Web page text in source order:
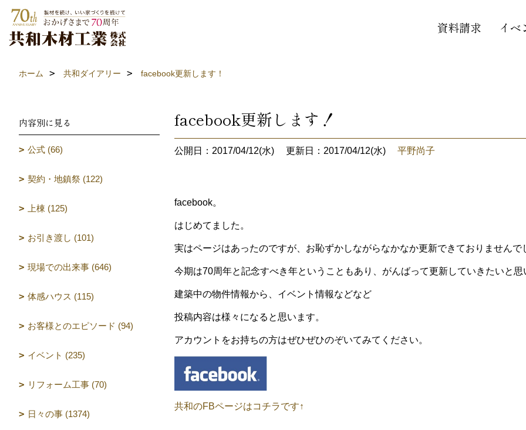
資料請求 イベ
ホーム 共和ダイアリー facebook更新します！
facebook更新します！
公開日：2017/04/12(水) 更新日：2017/04/12(水) 平野尚子
facebook。
はじめてました。
実はページはあったのですが、お恥ずかしながらなかなか更新できておりませんで
今期は70周年と記念すべき年ということもあり、がんばって更新していきたいと思
建築中の物件情報から、イベント情報などなど
投稿内容は様々になると思います。
アカウントをお持ちの方はぜひぜひのぞいてみてください。
共和のFBページはコチラです↑
内容別に見る
公式 (66)
契約・地鎮祭 (122)
上棟 (125)
お引き渡し (101)
現場での出来事 (646)
体感ハウス (115)
お客様とのエピソード (94)
イベント (235)
リフォーム工事 (70)
日々の事 (1374)